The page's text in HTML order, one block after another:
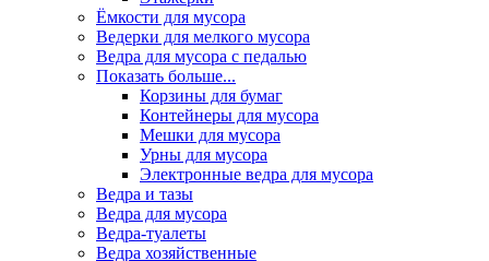
Ёмкости для мусора
Ведерки для мелкого мусора
Ведра для мусора с педалью
Показать больше...
Корзины для бумаг
Контейнеры для мусора
Мешки для мусора
Урны для мусора
Электронные ведра для мусора
Ведра и тазы
Ведра для мусора
Ведра-туалеты
Ведра хозяйственные